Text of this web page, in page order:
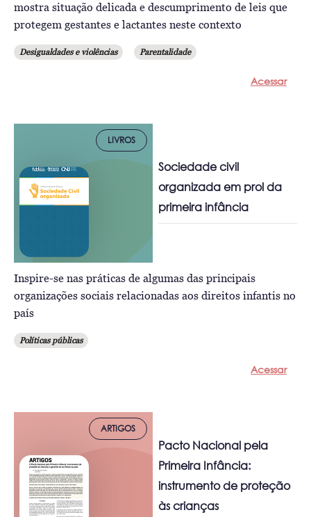
mostra situação delicada e descumprimento de leis que
protegem gestantes e lactantes neste contexto
Desigualdades e violências Parentalidade
Acessar
LIVROS
Sociedade civil
organizada em prol da
primeira infância
Inspire-se nas práticas de algumas das principais
organizações sociais relacionadas aos direitos infantis no
país
Políticas públicas
Acessar
ARTIGOS
Pacto Nacional pela
Primeira Infância:
instrumento de proteção
às crianças